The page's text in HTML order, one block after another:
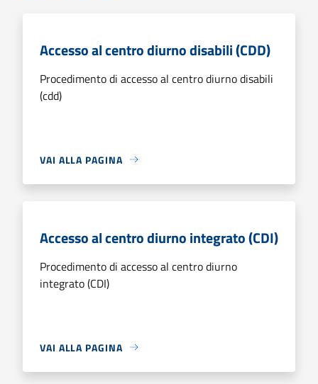
Accesso al centro diurno disabili (CDD)
Procedimento di accesso al centro diurno disabili
(cdd)
VAI ALLA PAGINA
Accesso al centro diurno integrato (CDI)
Procedimento di accesso al centro diurno
integrato (CDI)
VAI ALLA PAGINA